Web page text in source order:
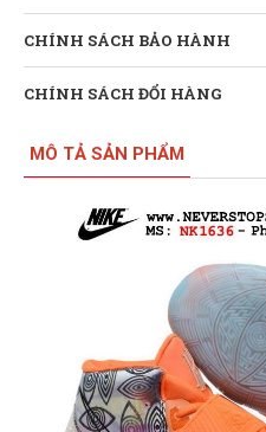
CHÍNH SÁCH BẢO HÀNH
CHÍNH SÁCH ĐỔI HÀNG
MÔ TẢ SẢN PHẨM